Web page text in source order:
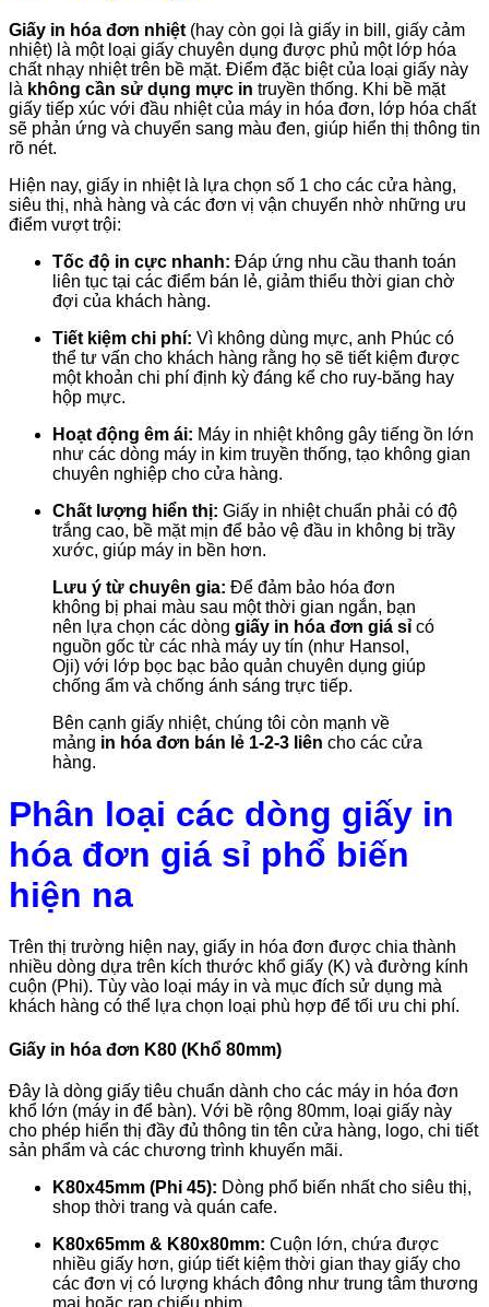
Giấy in hóa đơn nhiệt (hay còn gọi là giấy in bill, giấy cảm
nhiệt) là một loại giấy chuyên dụng được phủ một lớp hóa
chất nhạy nhiệt trên bề mặt. Điểm đặc biệt của loại giấy này
là không cần sử dụng mực in truyền thống. Khi bề mặt
giấy tiếp xúc với đầu nhiệt của máy in hóa đơn, lớp hóa chất
sẽ phản ứng và chuyển sang màu đen, giúp hiển thị thông tin
rõ nét.
Hiện nay, giấy in nhiệt là lựa chọn số 1 cho các cửa hàng,
siêu thị, nhà hàng và các đơn vị vận chuyển nhờ những ưu
điểm vượt trội:
Tốc độ in cực nhanh: Đáp ứng nhu cầu thanh toán
liên tục tại các điểm bán lẻ, giảm thiểu thời gian chờ
đợi của khách hàng.
Tiết kiệm chi phí: Vì không dùng mực, anh Phúc có
thể tư vấn cho khách hàng rằng họ sẽ tiết kiệm được
một khoản chi phí định kỳ đáng kể cho ruy-băng hay
hộp mực.
Hoạt động êm ái: Máy in nhiệt không gây tiếng ồn lớn
như các dòng máy in kim truyền thống, tạo không gian
chuyên nghiệp cho cửa hàng.
Chất lượng hiển thị: Giấy in nhiệt chuẩn phải có độ
trắng cao, bề mặt mịn để bảo vệ đầu in không bị trầy
xước, giúp máy in bền hơn.
Lưu ý từ chuyên gia: Để đảm bảo hóa đơn
không bị phai màu sau một thời gian ngắn, bạn
nên lựa chọn các dòng giấy in hóa đơn giá sỉ có
nguồn gốc từ các nhà máy uy tín (như Hansol,
Oji) với lớp bọc bạc bảo quản chuyên dụng giúp
chống ẩm và chống ánh sáng trực tiếp.
Bên cạnh giấy nhiệt, chúng tôi còn mạnh về
mảng in hóa đơn bán lẻ 1-2-3 liên cho các cửa
hàng.
Phân loại các dòng giấy in
hóa đơn giá sỉ phổ biến
hiện na
Trên thị trường hiện nay, giấy in hóa đơn được chia thành
nhiều dòng dựa trên kích thước khổ giấy (K) và đường kính
cuộn (Phi). Tùy vào loại máy in và mục đích sử dụng mà
khách hàng có thể lựa chọn loại phù hợp để tối ưu chi phí.
Giấy in hóa đơn K80 (Khổ 80mm)
Đây là dòng giấy tiêu chuẩn dành cho các máy in hóa đơn
khổ lớn (máy in để bàn). Với bề rộng 80mm, loại giấy này
cho phép hiển thị đầy đủ thông tin tên cửa hàng, logo, chi tiết
sản phẩm và các chương trình khuyến mãi.
K80x45mm (Phi 45): Dòng phổ biến nhất cho siêu thị,
shop thời trang và quán cafe.
K80x65mm & K80x80mm: Cuộn lớn, chứa được
nhiều giấy hơn, giúp tiết kiệm thời gian thay giấy cho
các đơn vị có lượng khách đông như trung tâm thương
mại hoặc rạp chiếu phim.